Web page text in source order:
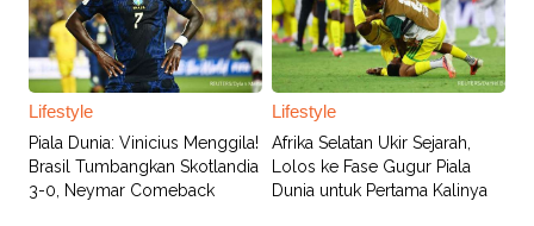
Lifestyle
Piala Dunia: Vinicius Menggila!
Brasil Tumbangkan Skotlandia
3-0, Neymar Comeback
Lifestyle
Afrika Selatan Ukir Sejarah,
Lolos ke Fase Gugur Piala
Dunia untuk Pertama Kalinya